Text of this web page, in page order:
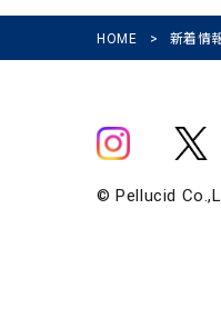
HOME > 新着情
© Pellucid